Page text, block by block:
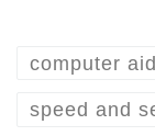
computer
speed and